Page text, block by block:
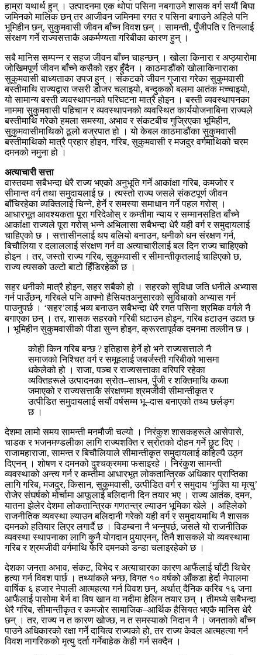
हाम्रा यथार्थ हुन् । उत्पादनमा एक थोपा पसिना नबगाउने शासक वर्ग सयौं बिघा
जमिनको मालिक छन् तर आजीवन जमिनमा रगत र पसिना बगाउने अहिले पनि
भूमिहीन छन्, सुकुमवासी जीवन बाँच्न विवश छन् । सामन्ती, पुँजीपति र तिनलाई
संरक्षण गर्ने राज्यसत्ताकै अकर्मण्यता गरिबीका कारण हुन् ।
सबै मानिस सम्पन्न र सहज जीवन बाँच्न चाहन्छन् । खोला किनारा र अप्ठ्यारोमा
जोखिमपूर्ण जीवन बाँच्ने कसैको रहर हुँदैन । काठमाडौंको खोलाकिनाराका
सुकुमवासी बाध्यताका उपज हुन् । संकटको जीवन गुजारा गरेका सुकुमवासी
बस्तीमाथि राज्यद्वारा जसरी डोजर चलाइयो, बन्दुकको बलमा आतंक मच्चाइयो,
यो सामान्य बस्ती व्यवस्थापनको परिघटना मात्रै होइन । बस्ती व्यवस्थापनका
नाममा सुकुमवासी पहिचान र व्यवस्थापनको व्यवस्थित कार्ययोजनाबिना राज्यले
बस्तीमाथि गरेको हमला समस्या, अभाव र संकटबीच गुज्रिएका भूमिहीन,
सुकुमवासीमाथिको ठूलो बज्रपात हो । यो केबल काठमाडौंका सुकुमवासी
बस्तीमाथिको मात्रै प्रहार होइन, गरिब, सुकुमवासी र मजदुर वर्गमाथिको चरम
दमनको नमुना हो ।
अत्याचारी सत्ता
वास्तवमा सबैभन्दा धेरै राज्य भएको अनुभूति गर्ने आकांक्षा गरिब, कमजोर र
सीमान्त वर्ग तथा समुदायलाई छ । त्यस्तो राज्य जसले संकटपूर्ण जीवन
बाँचिरहेका व्यक्तिलाई चिन्ने, हेर्ने र समस्या समाधान गर्ने पहल गरोस् ।
आधारभूत आवश्यकता पूरा गरिदेओस् र कम्तीमा न्याय र सम्मानसहित बाँच्ने
आकांक्षा राज्यले पूरा गरोस् भन्ने अभिलासा सबैभन्दा धेरै यही वर्ग र समुदायलाई
चाहिएको छ । सत्तासीनलाई थप बलियो बनाउन, धनीको धन संरक्षण गर्न,
बिचौलिया र दलाललाई संरक्षण गर्न वा अत्याचारीलाई बल दिन राज्य चाहिएको
होइन । तर, जस्तो राज्य गरिब, सुकुमवासी र सीमान्तीकृतलाई चाहिएको छ,
राज्य त्यसको उल्टो बाटो हिँडिरहेको छ ।
सहर धनीको मात्रै होइन, सहर सबैको हो । सहरको सुविधा जति धनीले अभ्यास
गर्न पाउँछन्, गरिबले पनि आफ्नो हैसियतअनुसारको सुविधाको अभ्यास गर्न
पाउनुपर्छ । ‘सहर’लाई भव्य बनाउन सबैभन्दा धेरै रगत पसिना श्रमिक वर्गले नै
बगाएका छन् । तर, शासक सहरको गरिबी घटाउन होइन, गरिब हटाउन उद्यत छ
। भूमिहीन सुकुमवासीको पीडा सुन्न होइन, क्रूरतापूर्वक दमनमा तल्लीन छ ।
कोही किन गरिब बन्छ ? इतिहास हेर्ने हो भने राज्यसत्ताले नै
समाजको निश्चित वर्ग र समूहलाई जबर्जस्ती गरिबीको भासमा
धकेलेको हो । राजा, पञ्च र राज्यसत्ताका वरिपरि रहेका
व्यक्तिहरूले उत्पादनका स्रोत–साधन, पुँजी र शक्तिमाथि कब्जा
जमाएको र राज्यसत्ताकै संरक्षणमा श्रमजीवी सीमान्तीकृत र
उत्पीडित समुदायलाई सयौं वर्षसम्म भू–दास बनाएको तथ्य छर्लङ्ग
छ ।
देशमा लामो समय सामन्ती मनमौजी चल्यो । निरंकुश शासकहरूले आसेपासे,
चाडक र भजनमण्डलीका लागि राज्यशक्ति र स्रोतको दोहन गर्ने छुट दिए ।
राजामहाराजा, सामन्त र बिचौलियाले सीमान्तीकृत समुदायलाई कहिल्यै उठ्न
दिएनन् । शोषण र दमनको दुश्चक्रममा फसाइरहे । निरंकुश सामन्ती
व्यवस्थाको अन्त्य गर्न र कम्तीमा आधारभूत लोकतान्त्रिक अधिकार प्राप्तिका
लागि गरिब, मजदुर, किसान, सुकुमवासी, उत्पीडित वर्ग र समुदाय ‘मुक्ति या मृत्यु’
रोजेर संघर्षको मोर्चामा आफूलाई बलिदानी दिन तयार भए । राज्य आतंक, दमन,
यातना झेलेर देशमा लोकतान्त्रिक गणतन्त्र ल्याउन भूमिका खेले । अहिलेको
राजनीतिक व्यवस्था ल्याउन बलिदानी गरेको यही वर्ग र समुदायमाथि नै शासक
दमनको हतियार लिएर लगार्दै छ । विडम्बना नै भन्नुपर्छ, जसले यो राजनीतिक
व्यवस्था स्थापनाका लागि कुनै योगदान पुर्‍याएनन्, तिनै शासकले यो व्यवस्थामा
गरिब र श्रमजीवी वर्गमाथि फेरि दमनको डन्डा चलाइरहेको छ ।
देशका जनता अभाव, संकट, विभेद र अत्याचारका कारण आफैंलाई घाँटी थिचेर
हत्या गर्न विवश पार्छ । तथ्यांकले भन्छ, विगत १० वर्षको आँकडा हेर्दा नेपालमा
वार्षिक ६ हजार नेपाली आत्महत्या गर्न विवश छन्, अर्थात् दैनिक करिब १६ जना
आफैंलाई पासोमा बेर्न वा विष खान वा नदीमा हेलिन तयार छन् । तीमध्ये सबैभन्दा
धेरै गरिब, सीमान्तीकृत र कमजोर सामाजिक–आर्थिक हैसियत भएकै मानिस धेरै
छन् । तर, राज्य न त कारण खोज्छ, न त समस्याको निदान नै । जनताको बाँच्न
पाउने अधिकारको रक्षा गर्ने दायित्व राज्यको हो, तर राज्य केवल आत्महत्या गर्न
विवश नागरिकको मृत्यु दर्ता गर्नेबाहेक केही गर्न सक्दैन ।